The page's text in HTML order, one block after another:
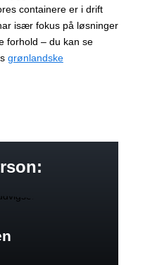
containere er i drift
især fokus på løsninger
forhold – du kan se
grønlandske